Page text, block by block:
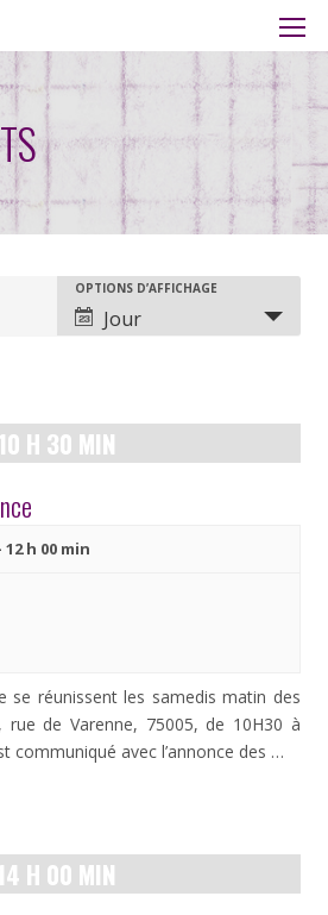
Navigation
de
évènement
OPTIONS D’AFFICHAGE
Jour
10 H 30 MIN
12 h 00 min
se réunissent les samedis matin des
rue de Varenne, 75005, de 10H30 à
communiqué avec l’annonce des …
H 00 MIN